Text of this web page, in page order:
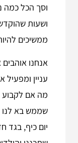
וסך הכל כמה
ושעות
ממשיכים
אנחנו
עניין
מה אם
שממש בא לנו
יום כיף, בגד